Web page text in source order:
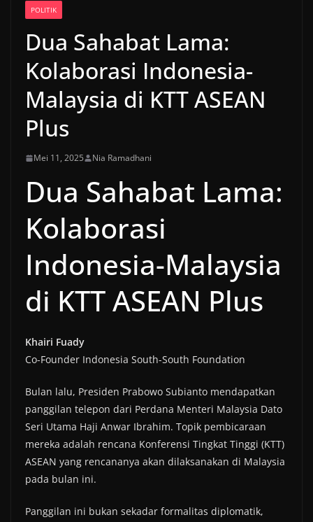
POLITIK
Dua Sahabat Lama:
Kolaborasi Indonesia-
Malaysia di KTT ASEAN
Plus
Mei 11, 2025 Nia Ramadhani
Dua Sahabat Lama:
Kolaborasi
Indonesia-Malaysia
di KTT ASEAN Plus
Khairi Fuady
Co-Founder Indonesia South-South Foundation
Bulan lalu, Presiden Prabowo Subianto mendapatkan
panggilan telepon dari Perdana Menteri Malaysia Dato
Seri Utama Haji Anwar Ibrahim. Topik pembicaraan
mereka adalah rencana Konferensi Tingkat Tinggi (KTT)
ASEAN yang rencananya akan dilaksanakan di Malaysia
pada bulan ini.
Panggilan ini bukan sekadar formalitas diplomatik,